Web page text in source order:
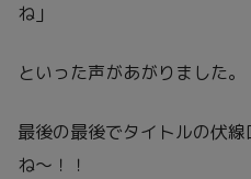
ね」
といった声があがりました。
最後の最後でタイトルの伏
ね～！！